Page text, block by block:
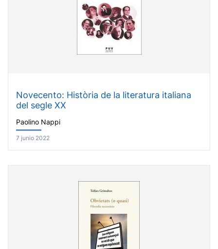
Novecento: Història de la literatura italiana
del segle XX
Paolino Nappi
7 junio 2022